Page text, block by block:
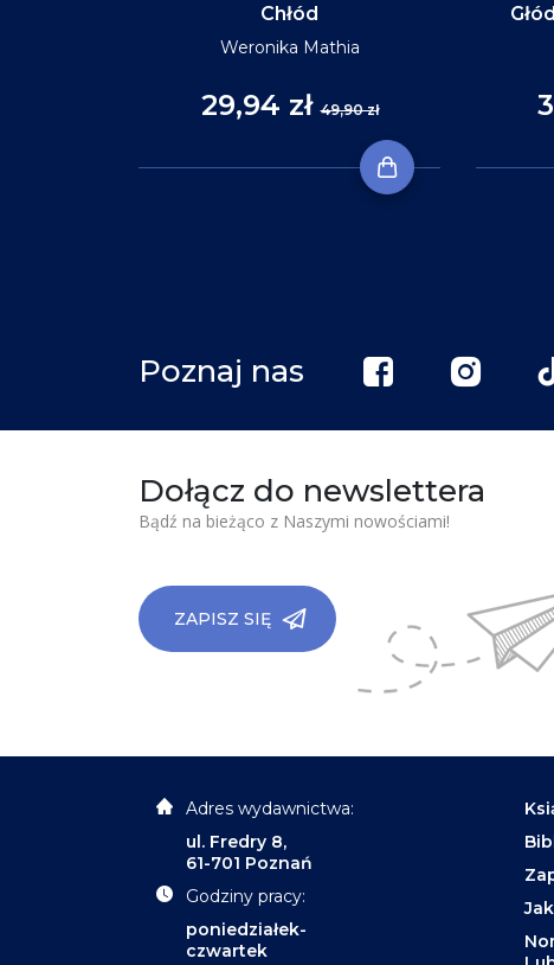
Chłód
Weronika Mathia
29,94 zł49,90 zł
Poznaj nas
Dołącz do newslettera
Bądź na bieżąco z Naszymi nowościami!
ZAPISZ SIĘ
Adres wydawnictwa:
ul. Fredry 8,
61-701 Poznań
Godziny pracy:
poniedziałek-
czwartek